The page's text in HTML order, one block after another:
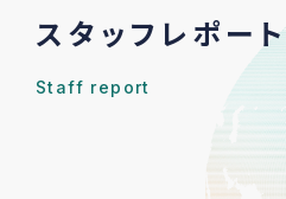
スタッフレポー
Staff report